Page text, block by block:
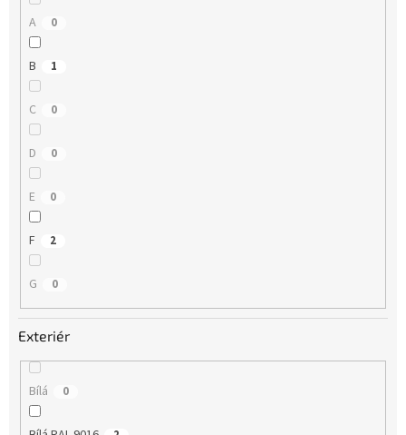
A 0
B 1
C 0
D 0
E 0
F 2
G 0
Exteriér
Bílá 0